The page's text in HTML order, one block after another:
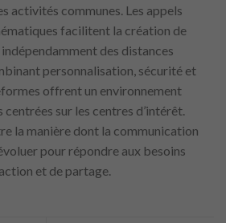
activités communes. Les appels
facilitent la création de
des distances
personnalisation, sécurité et
offrent un environnement
sur les centres d’intérêt.
la manière dont la communication
pour répondre aux besoins
et de partage.